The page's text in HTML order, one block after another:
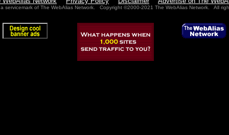
servicemark of The WebAlias Network. Copyright ©2000-2021 The WebAlias Network. All